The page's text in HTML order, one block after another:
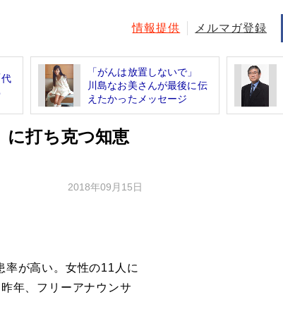
情報提供 メルマガ登録
「がんは放置しないで」
川島なお美さんが最後に伝
えたかったメッセージ
に打ち克つ知恵
2018年09月15日
が高い。女性の11人に
年、フリーアナウンサ